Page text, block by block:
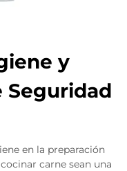
y
Seguridad
en la preparación
carne sean una